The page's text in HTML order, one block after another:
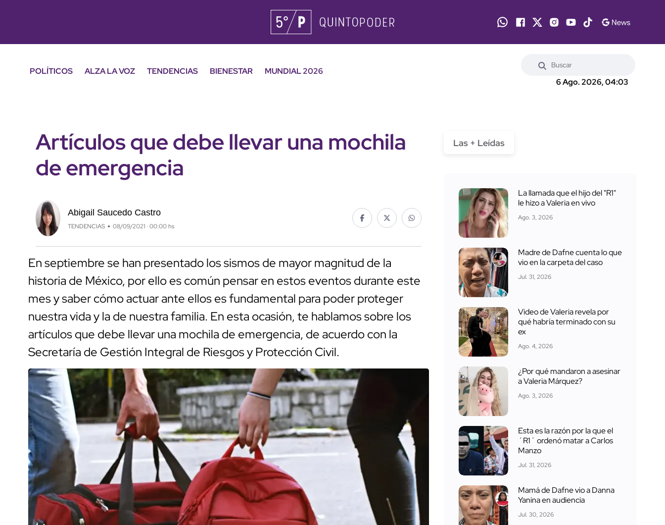
POLÍTICOS ALZA LA VOZ TENDENCIAS BIENESTAR
MUNDIAL 2026
6 Ago. 2026, 04:03
Artículos que debe llevar una mochila
de emergencia
Abigail Saucedo Castro
TENDENCIAS 08/09/2021 · 00:00 hs
En septiembre se han presentado los sismos de mayor magnitud de la
historia de México, por ello es común pensar en estos eventos durante este
mes y saber cómo actuar ante ellos es fundamental para poder proteger
nuestra vida y la de nuestra familia. En esta ocasión, te hablamos sobre los
artículos que debe llevar una mochila de emergencia, de acuerdo con la
Secretaría de Gestión Integral de Riesgos y Protección Civil.
Las + Leídas
La llamada que el hijo del "R1"
le hizo a Valeria en vivo
Ago. 3, 2026
Madre de Dafne cuenta lo que
vio en la carpeta del caso
Jul. 31, 2026
Video de Valeria revela por
qué habría terminado con su
ex
Ago. 4, 2026
¿Por qué mandaron a asesinar
a Valeria Márquez?
Ago. 3, 2026
Esta es la razón por la que el
´R1´ ordenó matar a Carlos
Manzo
Jul. 31, 2026
Mamá de Dafne vio a Danna
Yanina en audiencia
Jul. 30, 2026